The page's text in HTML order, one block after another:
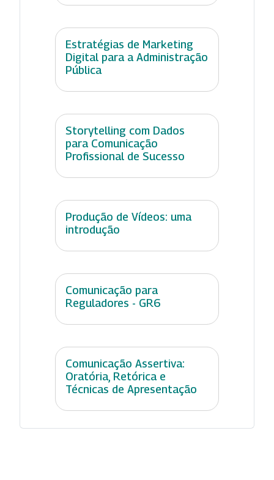
Estratégias de Marketing
Digital para a Administração
Pública
Storytelling com Dados
para Comunicação
Profissional de Sucesso
Produção de Vídeos: uma
introdução
Comunicação para
Reguladores - GR6
Comunicação Assertiva:
Oratória, Retórica e
Técnicas de Apresentação